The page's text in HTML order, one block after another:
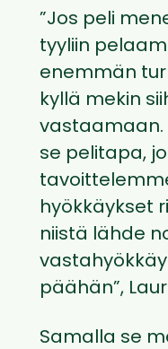
”Jos peli
tyyliin
enemmän
kyllä mekin
vastaamaan.
se pelitapa,
hyökkäykset
niistä lähde
päähän”,
Samalla se